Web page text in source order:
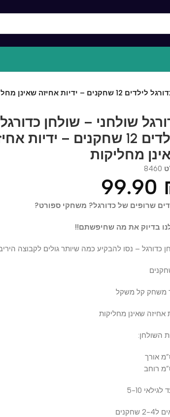
שאינן מחליקות
שולחני – שולחן כדורגל
לילדים 12 שחקנים – ידיות אחיזה
מחליקות
שרופים של כדורגל? משחקי ספורט?
את מה שחיפשתם!!
– נסו להבקיע כמה שיותר גולים לקבוצה היריבה
קל משקל
שאינן מחליקות
5-10